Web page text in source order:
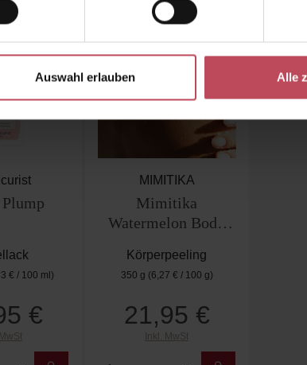
Auswahl erlauben Alle
€ / 100 ml)
Regulärer Preis:
€
MIMITIKA
Mimitika
Watermelon Body
Körperpeeling
350 g (6,27 € / 100 g)
Regulärer Preis:
21,95 €
Inkl. MwSt